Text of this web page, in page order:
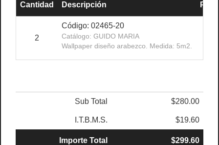
Cantidad Descripción
2
Código: 02465-20
Catálogo: GUIDO MARIA
Wallpaper diseño arabezco. Medida: 5m2.
Sub Total $280.00
I.T.B.M.S. $19.60
Importe Total $299.60